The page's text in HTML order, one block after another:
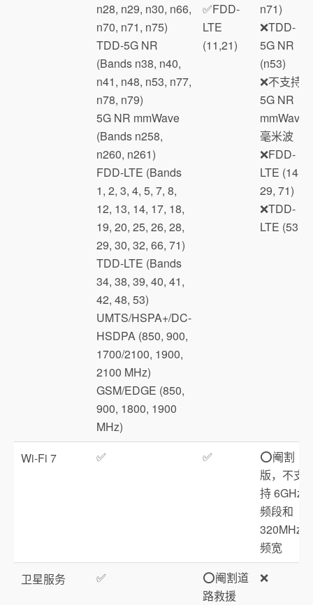
n28, n29, n30, n66,
n70, n71, n75)
TDD‑5G NR
(Bands n38, n40,
n41, n48, n53, n77,
n78, n79)
5G NR mmWave
(Bands n258,
n260, n261)
FDD‑LTE (Bands
1, 2, 3, 4, 5, 7, 8,
12, 13, 14, 17, 18,
19, 20, 25, 26, 28,
29, 30, 32, 66, 71)
TDD‑LTE (Bands
34, 38, 39, 40, 41,
42, 48, 53)
UMTS/HSPA+/DC-
HSDPA (850, 900,
1700/2100, 1900,
2100 MHz)
GSM/EDGE (850,
900, 1800, 1900
MHz)
✅FDD-
LTE
(11,21)
n71)
❌TDD-
5G NR
(n53)
❌不支持
5G NR
mmWave
毫米波
❌FDD-
LTE (14,
29, 71)
❌TDD-
LTE (53)
Wi‑Fi 7 ✅ ✅
⭕️阉割
版，不支
持 6GHz
频段和
320MHz
频宽
卫星服务
✅
⭕️阉割道
路救援
❌